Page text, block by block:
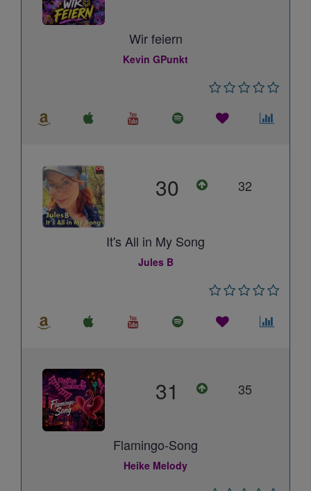
Wir feiern
Kevin GPunkt
30 32
It's All in My Song
Jules B
31 35
Flamingo-Song
Heike Melody